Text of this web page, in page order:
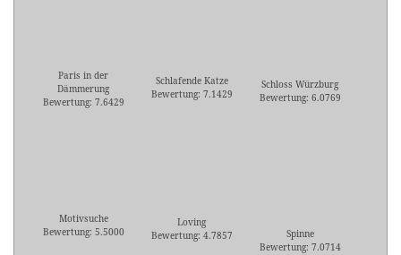
Paris in der
Dämmerung
Bewertung: 7.6429
Schlafende Katze
Bewertung: 7.1429
Schloss Würzburg
Bewertung: 6.0769
Motivsuche
Bewertung: 5.5000
Loving
Bewertung: 4.7857
Spinne
Bewertung: 7.0714